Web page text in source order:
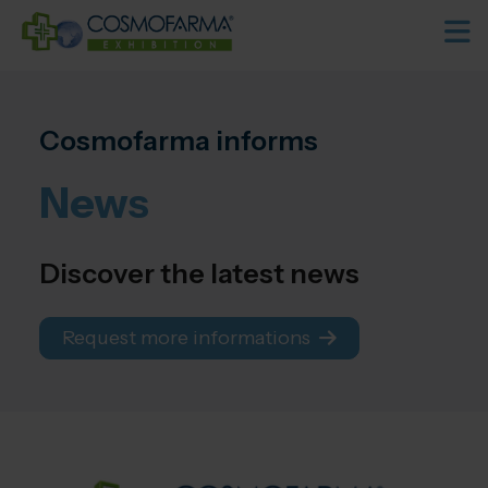
Cosmofarma informs
News
Discover the latest news
Request more informations